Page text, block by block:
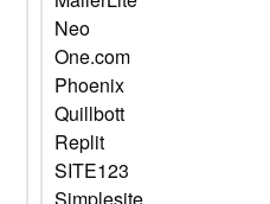
Neo
One.com
Phoenix
Quillbott
Replit
SITE123